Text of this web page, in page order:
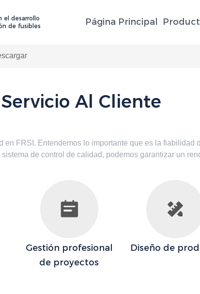
el desarrollo
de fusibles
Página Principal
Al Cliente
en FRSI. Entendemos lo importante que es la
de control de calidad, podemos garantizar un
Gestión profesional
de proyectos
Diseño de